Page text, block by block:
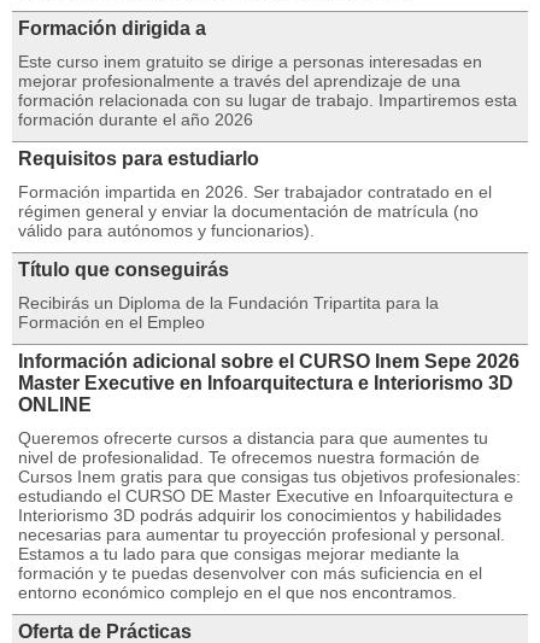
Formación dirigida a
Este curso inem gratuito se dirige a personas interesadas en
mejorar profesionalmente a través del aprendizaje de una
formación relacionada con su lugar de trabajo. Impartiremos esta
formación durante el año 2026
Requisitos para estudiarlo
Formación impartida en 2026. Ser trabajador contratado en el
régimen general y enviar la documentación de matrícula (no
válido para autónomos y funcionarios).
Título que conseguirás
Recibirás un Diploma de la Fundación Tripartita para la
Formación en el Empleo
Información adicional sobre el CURSO Inem Sepe 2026
Master Executive en Infoarquitectura e Interiorismo 3D
ONLINE
Queremos ofrecerte cursos a distancia para que aumentes tu
nivel de profesionalidad. Te ofrecemos nuestra formación de
Cursos Inem gratis para que consigas tus objetivos profesionales:
estudiando el CURSO DE Master Executive en Infoarquitectura e
Interiorismo 3D podrás adquirir los conocimientos y habilidades
necesarias para aumentar tu proyección profesional y personal.
Estamos a tu lado para que consigas mejorar mediante la
formación y te puedas desenvolver con más suficiencia en el
entorno económico complejo en el que nos encontramos.
Oferta de Prácticas